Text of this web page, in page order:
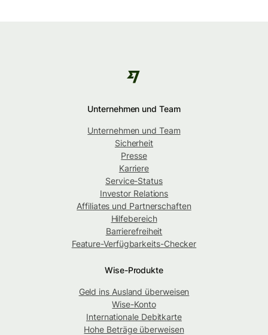
Unternehmen und Team
Unternehmen und Team
Sicherheit
Presse
Karriere
Service-Status
Investor Relations
Affiliates und Partnerschaften
Hilfebereich
Barrierefreiheit
Feature-Verfügbarkeits-Checker
Wise-Produkte
Geld ins Ausland überweisen
Wise-Konto
Internationale Debitkarte
Hohe Beträge überweisen